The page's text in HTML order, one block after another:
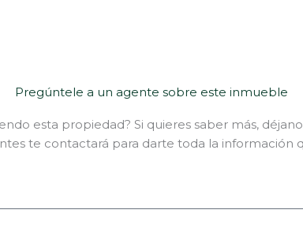
Pregúntele a un agente sobre este inmueble
esta propiedad? Si quieres saber más,
te contactará para darte toda la información